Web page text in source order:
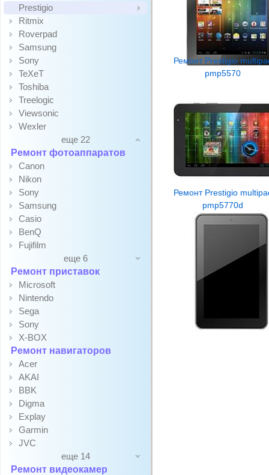
Prestigio
Ritmix
Roverpad
Samsung
Sony
TeXeT
Toshiba
Treelogic
Viewsonic
Wexler
еще 22
Ремонт фотоаппаратов
Canon
Nikon
Sony
Samsung
Casio
BenQ
Fujifilm
еще 6
Ремонт приставок
Microsoft
Nintendo
Sega
Sony
X-BOX
Ремонт навигаторов
Acer
AKAI
BBK
Digma
Explay
Garmin
JVC
еще 14
Ремонт видеокамер
Ремонт Prestigio
pmp5570
Ремонт Prestigio
pmp5770d